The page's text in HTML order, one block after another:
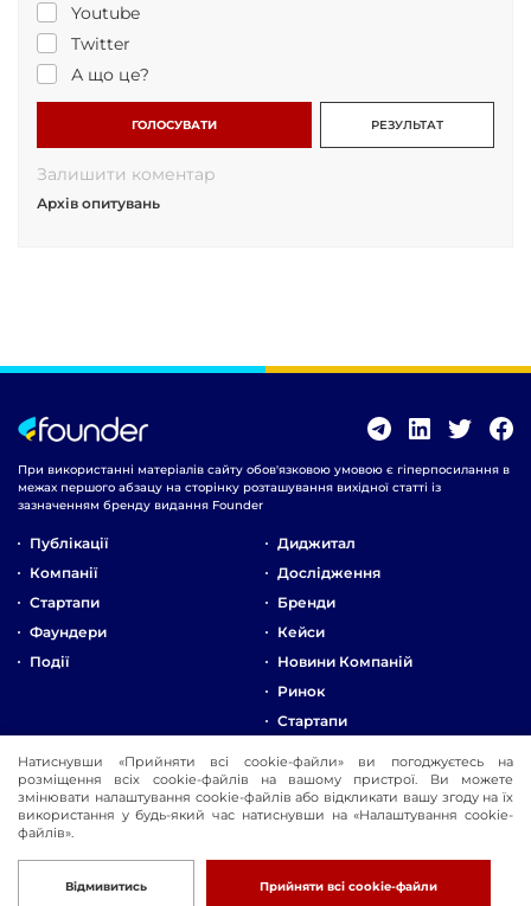
Youtube
Twitter
А що це?
ГОЛОСУВАТИ РЕЗУЛЬТАТ
Залишити коментар
Архів опитувань
При використанні матеріалів сайту обов'язковою умовою є гіперпосилання в
межах першого абзацу на сторінку розташування вихідної статті із
зазначенням бренду видання Founder
Публікації
Компанії
Стартапи
Фаундери
Події
Диджитал
Дослідження
Бренди
Кейси
Новини Компаній
Ринок
Стартапи
Про Компанію
Реклама
Контакти
© 2016-2026 Founder Розробка
Натиснувши «Прийняти всі cookie-файли» ви погоджуєтесь на
розміщення всіх cookie-файлів на вашому пристрої. Ви можете
змінювати налаштування cookie-файлів або відкликати вашу згоду на їх
використання у будь-який час натиснувши на «Налаштування cookie-
файлів».
Відмивитись Прийняти всі cookie-файли